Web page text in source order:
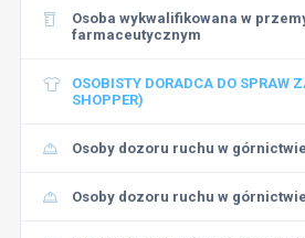
Osoba wykwalifikowana w
farmaceutycznym
OSOBISTY DORADCA DO SPRAW
SHOPPER)
Osoby dozoru ruchu w
Osoby dozoru ruchu w